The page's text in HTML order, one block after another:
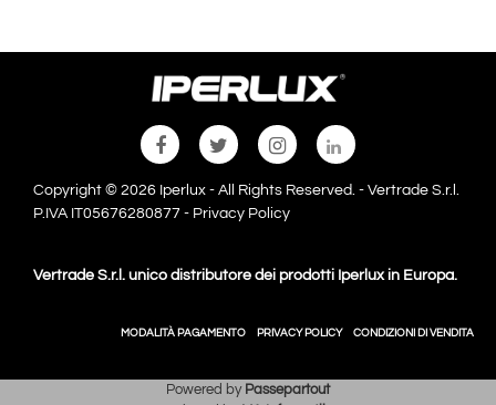
Copyright © 2026 Iperlux - All Rights Reserved. - Vertrade S.r.l.
P.IVA IT05676280877 - Privacy Policy
Vertrade S.r.l. unico distributore dei prodotti Iperlux in Europa.
MODALITÀ PAGAMENTO PRIVACY POLICY CONDIZIONI DI VENDITA
Powered by Passepartout